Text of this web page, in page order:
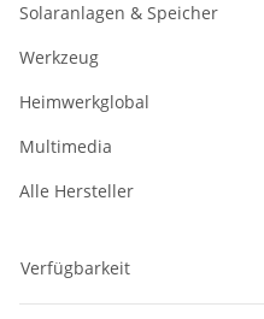
Solaranlagen & Speicher
Werkzeug
Heimwerkglobal
Multimedia
Alle Hersteller
Verfügbarkeit